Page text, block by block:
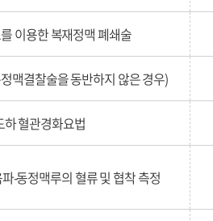
이용한 복재정맥 폐쇄술
맥결찰술을 동반하지 않은 경우)
하 혈관경화요법
-동정맥루의 혈류 및 협착 측정